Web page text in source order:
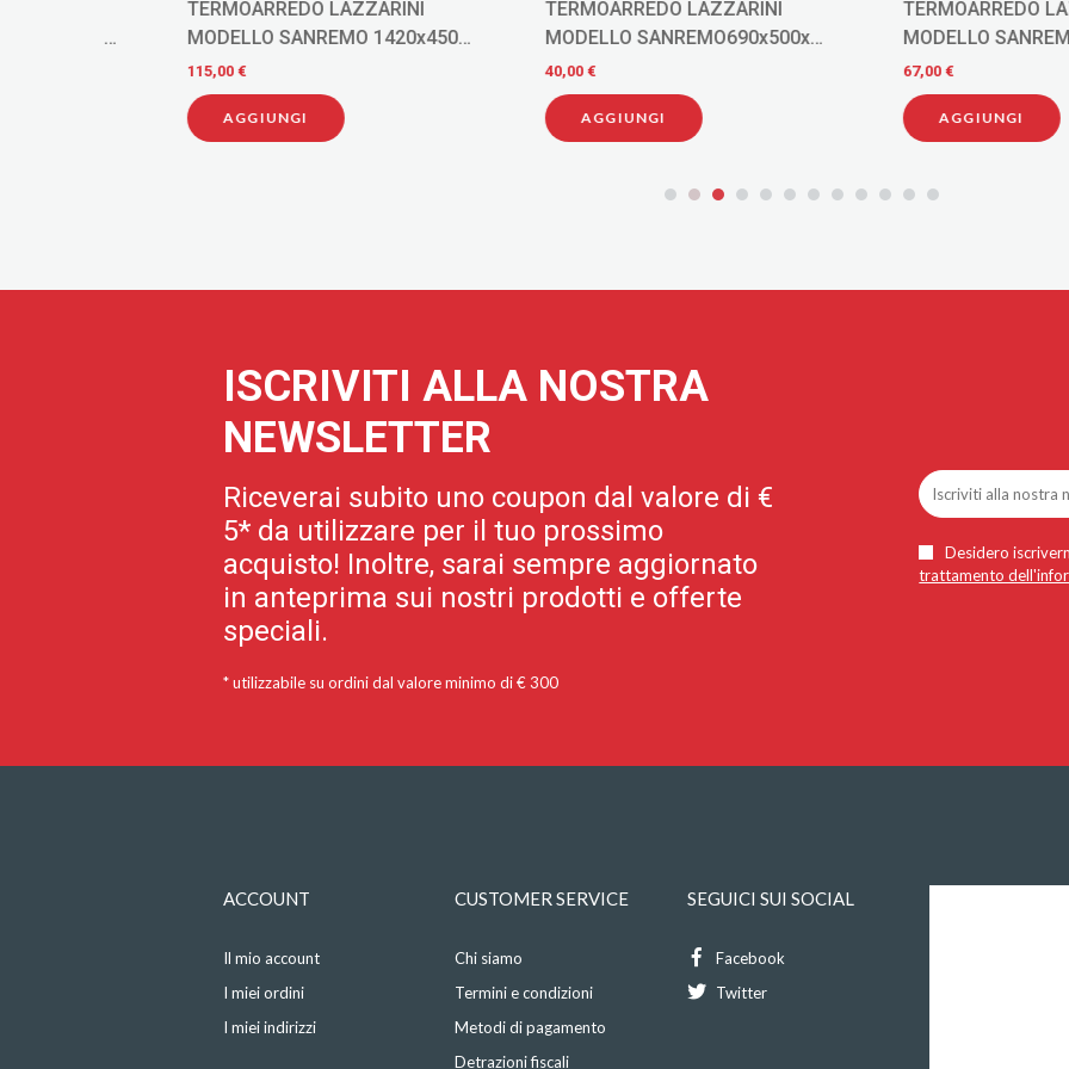
TERMOARREDO LAZZARINI
MODELLO SANREMO 1420x450
INTERASSE 405 DRITTO CROMO
AGGIUNGI
TERMOARREDO LAZZARINI
MODELLO SANREMO690x500x
INTERASSE 455 BIANCO CURVO
AGGIUNGI
TERMOARREDO LAZZARINI
MODELLO SANREMO
AGGIUNGI
ISCRIVITI ALLA NOSTRA
NEWSLETTER
Riceverai subito uno coupon dal valore di €
5* da utilizzare per il tuo prossimo
acquisto! Inoltre, sarai sempre aggiornato
in anteprima sui nostri prodotti e offerte
speciali.
* utilizzabile su ordini dal valore minimo di € 300
Desidero
trattamento
ACCOUNT
Il mio account
I miei ordini
I miei indirizzi
CUSTOMER SERVICE
Chi siamo
Termini e condizioni
Metodi di pagamento
Detrazioni fiscali
SEGUICI SUI SOCIAL
Facebook
Twitter